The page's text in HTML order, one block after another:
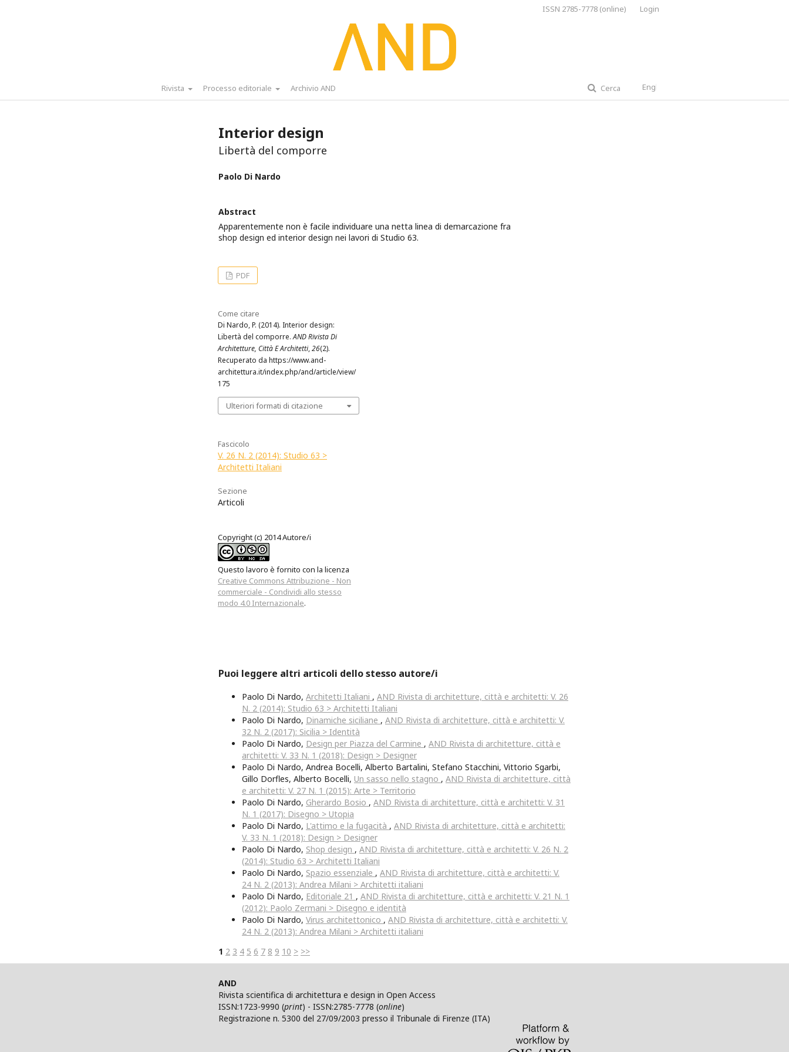
Rivista Processo editoriale Archivio AND Cerca
ISSN 2785-7778 (online) Login
Interior design
Libertà del comporre
Paolo Di Nardo
Abstract
Apparentemente non è facile individuare una netta linea di demarcazione fra
shop design ed interior design nei lavori di Studio 63.
PDF
Come citare
Di Nardo, P. (2014). Interior design:
Libertà del comporre.AND Rivista Di
Architetture, Città E Architetti,26(2).
Recuperato da https://www.and-
architettura.it/index.php/and/article/view/
175
Ulteriori formati di citazione
Fascicolo
V. 26 N. 2 (2014): Studio 63 >
Architetti Italiani
Sezione
Articoli
Copyright (c) 2014 Autore/i
Questo lavoro è fornito con la licenza
Creative Commons Attribuzione - Non
commerciale - Condividi allo stesso
modo 4.0 Internazionale.
Puoi leggere altri articoli dello stesso autore/i
Paolo Di Nardo, Architetti Italiani , AND Rivista di architetture, città e architetti: V. 26
N. 2 (2014): Studio 63 > Architetti Italiani
Paolo Di Nardo, Dinamiche siciliane , AND Rivista di architetture, città e architetti: V.
32 N. 2 (2017): Sicilia > Identità
Paolo Di Nardo, Design per Piazza del Carmine , AND Rivista di architetture, città e
architetti: V. 33 N. 1 (2018): Design > Designer
Paolo Di Nardo, Andrea Bocelli, Alberto Bartalini, Stefano Stacchini, Vittorio Sgarbi,
Gillo Dorfles, Alberto Bocelli, Un sasso nello stagno , AND Rivista di architetture, città
e architetti: V. 27 N. 1 (2015): Arte > Territorio
Paolo Di Nardo, Gherardo Bosio , AND Rivista di architetture, città e architetti: V. 31
N. 1 (2017): Disegno > Utopia
Paolo Di Nardo, L'attimo e la fugacità , AND Rivista di architetture, città e architetti:
V. 33 N. 1 (2018): Design > Designer
Paolo Di Nardo, Shop design , AND Rivista di architetture, città e architetti: V. 26 N. 2
(2014): Studio 63 > Architetti Italiani
Paolo Di Nardo, Spazio essenziale , AND Rivista di architetture, città e architetti: V.
24 N. 2 (2013): Andrea Milani > Architetti italiani
Paolo Di Nardo, Editoriale 21 , AND Rivista di architetture, città e architetti: V. 21 N. 1
(2012): Paolo Zermani > Disegno e identità
Paolo Di Nardo, Virus architettonico , AND Rivista di architetture, città e architetti: V.
24 N. 2 (2013): Andrea Milani > Architetti italiani
1 2 3 4 5 6 7 8 9 10 > >>
English
AND
Rivista scientifica di architettura e design in Open Access
ISSN:1723-9990 (print) - ISSN:2785-7778 (online)
Registrazione n. 5300 del 27/09/2003 presso il Tribunale di Firenze (ITA)